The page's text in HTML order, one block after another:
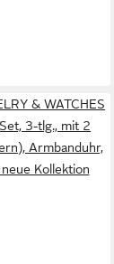
& WATCHES
3-tlg., mit 2
Armbanduhr,
Kollektion